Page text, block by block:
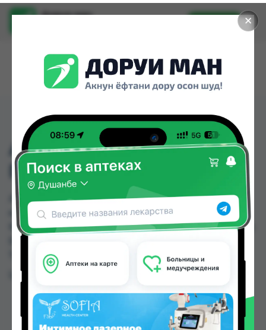
✕
Доруи ман
Установить
АКВАДЕТРИМ КАПЛЯ
ПОЛЬША. 10МЛ.
АКВАДЕТРИМ КАПЛЯ ПОЛЬША. 10МЛ. можно
купить или заказать в аптеках, Дорухонаи
Мадад (Буратино), Сабо по цене от 34.00 TJS до
Таджикистана
Цена: от34.00 TJS